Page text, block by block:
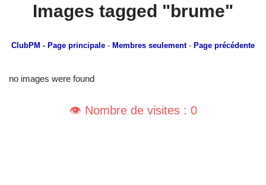
Images tagged "brume"
ClubPM - Page principale - Membres seulement- Page précédente
no images were found
👁️ Nombre de visites : 0